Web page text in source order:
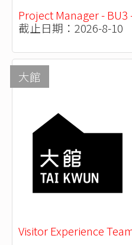
Project Manager - BU3
截止日期：2026-8-10
大館
Visitor Experience